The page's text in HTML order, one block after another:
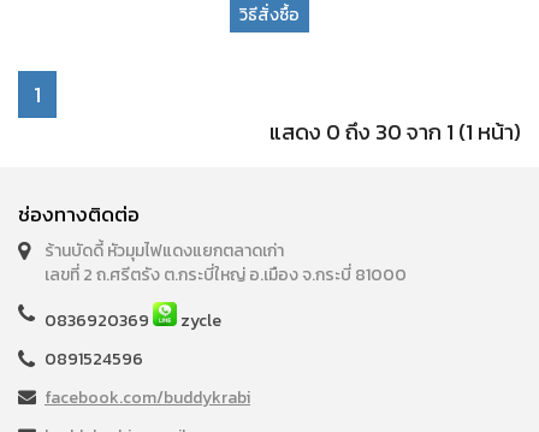
วิธีสั่งซื้อ
1
แสดง 0 ถึง 30 จาก 1 (1 หน้า)
ช่องทางติดต่อ
ร้านบัดดี้ หัวมุมไฟแดงแยกตลาดเก่า
เลขที่ 2 ถ.ศรีตรัง ต.กระบี่ใหญ่ อ.เมือง จ.กระบี่ 81000
0836920369
zycle
0891524596
facebook.com/buddykrabi